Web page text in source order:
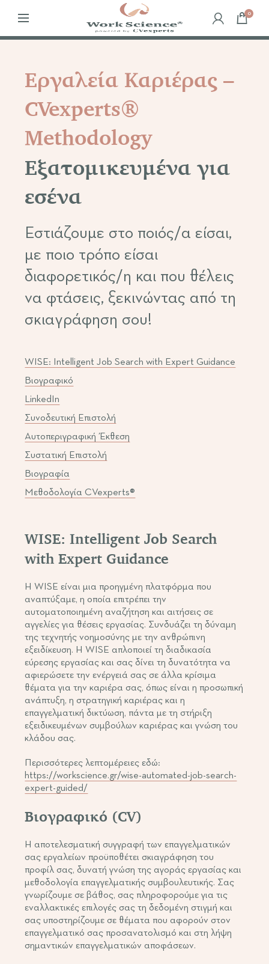
0
Εργαλεία Καριέρας –
CVexperts®
Methodology
Εξατομικευμένα για
εσένα
Εστιάζουμε στο ποιός/α είσαι,
με ποιο τρόπο είσαι
διαφορετικός/η και που θέλεις
να φτάσεις, ξεκινώντας από τη
σκιαγράφηση σου!
WISE: Intelligent Job Search with Expert Guidance
Βιογραφικό
LinkedIn
Συνοδευτική Επιστολή
Αυτοπεριγραφική Έκθεση
Συστατική Επιστολή
Βιογραφία
Μεθοδολογία CVexperts®
WISE: Intelligent Job Search with Expert Guidance
WISE: Intelligent Job Search
with Expert Guidance
Η WISE είναι μια προηγμένη πλατφόρμα που
αναπτύξαμε, η οποία επιτρέπει την
αυτοματοποιημένη αναζήτηση και αιτήσεις σε
αγγελίες για θέσεις εργασίας. Συνδυάζει τη δύναμη
της τεχνητής νοημοσύνης με την ανθρώπινη
εξειδίκευση. Η WISE απλοποιεί τη διαδικασία
εύρεσης εργασίας και σας δίνει τη δυνατότητα να
αφιερώσετε την ενέργειά σας σε άλλα κρίσιμα
θέματα για την καριέρα σας, όπως είναι η προσωπική
ανάπτυξη, η στρατηγική καριέρας και η
επαγγελματική δικτύωση, πάντα με τη στήριξη
εξειδικευμένων συμβούλων καριέρας και γνώση του
κλάδου σας.
Περισσότερες λεπτομέρειες εδώ:
https://workscience.gr/wise-automated-job-search-
expert-guided/
Βιογραφικό (CV)
Η αποτελεσματική συγγραφή των επαγγελματικών
σας εργαλείων προϋποθέτει σκιαγράφηση του
προφίλ σας, δυνατή γνώση της αγοράς εργασίας και
μεθοδολογία επαγγελματικής συμβουλευτικής. Σας
γνωρίζουμε σε βάθος, σας πληροφορούμε για τις
εναλλακτικές επιλογές σας τη δεδομένη στιγμή και
σας υποστηρίζουμε σε θέματα που αφορούν στον
επαγγελματικό σας προσανατολισμό και στη λήψη
σημαντικών επαγγελματικών αποφάσεων.